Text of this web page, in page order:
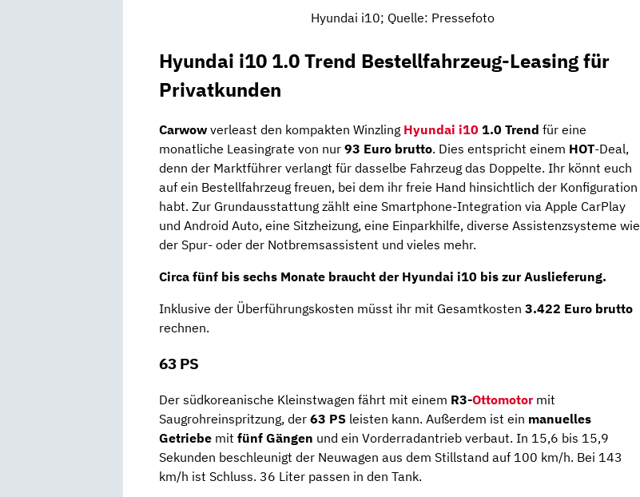
Hyundai i10; Quelle: Pressefoto
Hyundai i10 1.0 Trend Bestellfahrzeug-Leasing für
Privatkunden
Carwow verleast den kompakten Winzling Hyundai i10 1.0 Trend für eine
monatliche Leasingrate von nur 93 Euro brutto. Dies entspricht einem HOT-Deal,
denn der Marktführer verlangt für dasselbe Fahrzeug das Doppelte. Ihr könnt euch
auf ein Bestellfahrzeug freuen, bei dem ihr freie Hand hinsichtlich der Konfiguration
habt. Zur Grundausstattung zählt eine Smartphone-Integration via Apple CarPlay
und Android Auto, eine Sitzheizung, eine Einparkhilfe, diverse Assistenzsysteme wie
der Spur- oder der Notbremsassistent und vieles mehr.
Circa fünf bis sechs Monate braucht der Hyundai i10 bis zur Auslieferung.
Inklusive der Überführungskosten müsst ihr mit Gesamtkosten 3.422 Euro brutto
rechnen.
63 PS
Der südkoreanische Kleinstwagen fährt mit einem R3-Ottomotormit
Saugrohreinspritzung, der 63 PS leisten kann. Außerdem ist ein manuelles
Getriebe mit fünf Gängen und ein Vorderradantrieb verbaut. In 15,6 bis 15,9
Sekunden beschleunigt der Neuwagen aus dem Stillstand auf 100 km/h. Bei 143
km/h ist Schluss. 36 Liter passen in den Tank.